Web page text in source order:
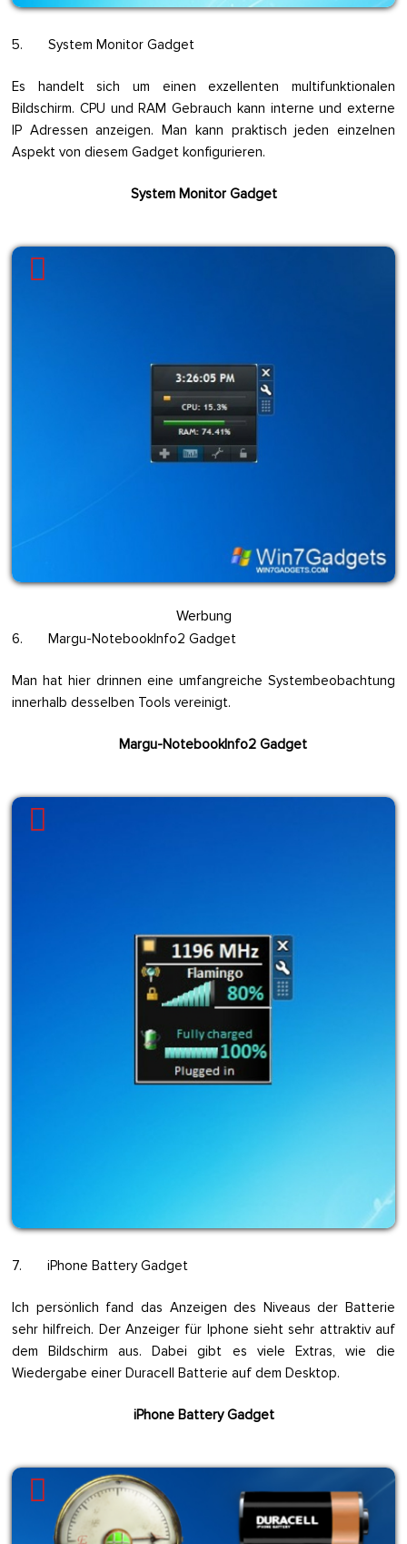
5. System Monitor Gadget
Es handelt sich um einen exzellenten multifunktionalen
Bildschirm. CPU und RAM Gebrauch kann interne und externe
IP Adressen anzeigen. Man kann praktisch jeden einzelnen
Aspekt von diesem Gadget konfigurieren.
System Monitor Gadget
Werbung
6. Margu-NotebookInfo2 Gadget
Man hat hier drinnen eine umfangreiche Systembeobachtung
innerhalb desselben Tools vereinigt.
Margu-NotebookInfo2 Gadget
7. iPhone Battery Gadget
Ich persönlich fand das Anzeigen des Niveaus der Batterie
sehr hilfreich. Der Anzeiger für Iphone sieht sehr attraktiv auf
dem Bildschirm aus. Dabei gibt es viele Extras, wie die
Wiedergabe einer Duracell Batterie auf dem Desktop.
iPhone Battery Gadget